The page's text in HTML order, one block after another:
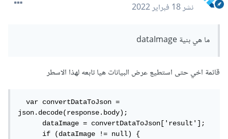
نشر18 فبراير 2022
ما هي بنية dataImage
قائمة اخي حتى استطيع عرض البيانات هيا تابعه لهذا الاسطر
  var convertDataToJson =
json.decode(response.body);
      dataImage = convertDataToJson['result'];
      if (dataImage != null) {